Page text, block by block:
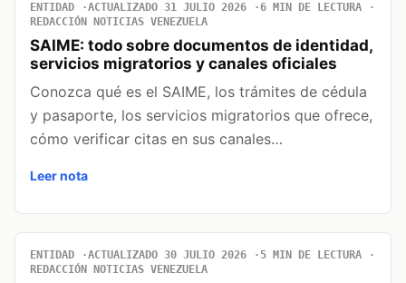
ENTIDAD ACTUALIZADO 31 JULIO 2026
6 MIN DE LECTURA
REDACCIÓN NOTICIAS VENEZUELA
SAIME: todo sobre documentos de identidad,
servicios migratorios y canales oficiales
Conozca qué es el SAIME, los trámites de cédula
y pasaporte, los servicios migratorios que ofrece,
cómo verificar citas en sus canales…
Leer nota
ENTIDAD ACTUALIZADO 30 JULIO 2026
5 MIN DE LECTURA
REDACCIÓN NOTICIAS VENEZUELA